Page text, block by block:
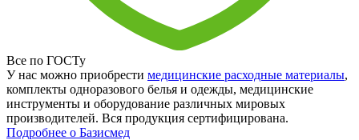
Все по ГОСТу
У нас можно приобрести медицинские расходные материалы,
комплекты одноразового белья и одежды, медицинские
инструменты и оборудование различных мировых
производителей. Вся продукция сертифицирована.
Подробнее о Базисмед